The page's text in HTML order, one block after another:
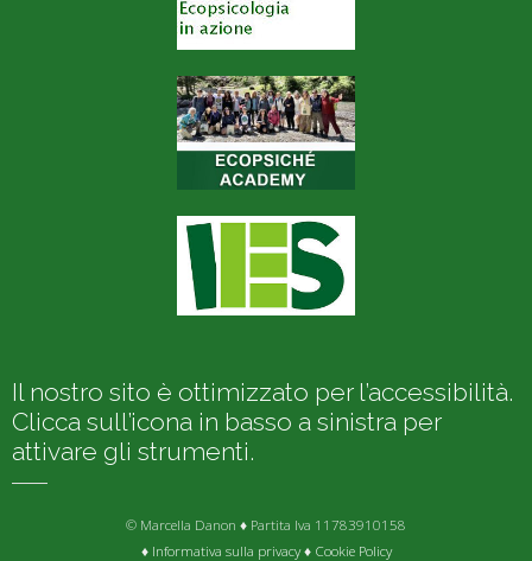
Il nostro sito è ottimizzato per l’accessibilità.
Clicca sull’icona in basso a sinistra per
attivare gli strumenti.
© Marcella Danon ♦ Partita Iva 11783910158
♦ Informativa sulla privacy♦ Cookie Policy